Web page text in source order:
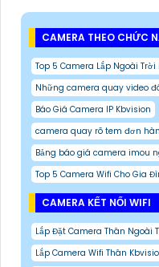
CAMERA THEO CHỨC
Top 5 Camera Lắp Ngoài Trời
Những camera quay video
Báo Giá Camera IP Kbvision
camera quay rõ tem đơn
Bảng báo giá camera imou
Top 5 Camera Wifi Cho Gia
CAMERA KẾT NỐI WIFI
Lắp Đặt Camera Thân Ngoài
Lắp Camera Wifi Thân